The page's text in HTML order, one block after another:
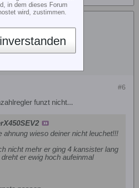
#6
funzt nicht...
ahnung wieso deiner nicht leuchet!!!
nicht mehr er ging 4 kansister lang
er ewig hoch aufeinmal
in dem dieses Forum
wird, zustimmen.